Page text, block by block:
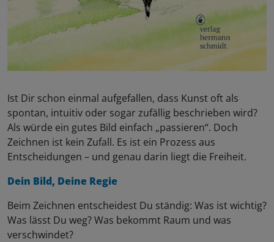
Ist Dir schon einmal aufgefallen, dass Kunst oft als
spontan, intuitiv oder sogar zufällig beschrieben wird?
Als würde ein gutes Bild einfach „passieren“. Doch
Zeichnen ist kein Zufall. Es ist ein Prozess aus
Entscheidungen – und genau darin liegt die Freiheit.
Dein Bild, Deine Regie
Beim Zeichnen entscheidest Du ständig: Was ist wichtig?
Was lässt Du weg? Was bekommt Raum und was
verschwindet?